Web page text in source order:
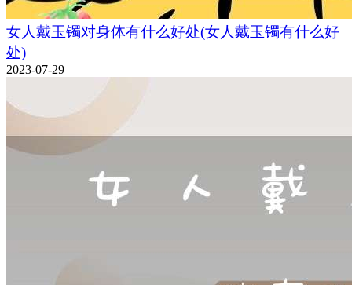
女人戴玉镯对身体有什么好处(女人戴玉镯有什么好
处)
2023-07-29